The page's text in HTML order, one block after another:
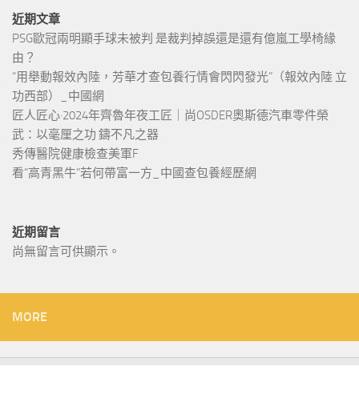
近期文章
PSG歐冠兩明顯手球未被判 是裁判掉誤還是還有億嵐工學椅緣
由？
“用舉動報效內陸，芳華才查包養行情會閃閃發光”（報效內陸 立
功西部）_中國網
匠人匠心·2024年齊魯年夜工匠｜尚OSDER奧斯德汽車零件榮
武：以毫厘之功 鑄不凡之器
秀傳醫院健康檢查美軍F
看“高青黑牛”若何帶富一方_中國查包養經歷網
近期留言
尚無留言可供顯示。
MORE